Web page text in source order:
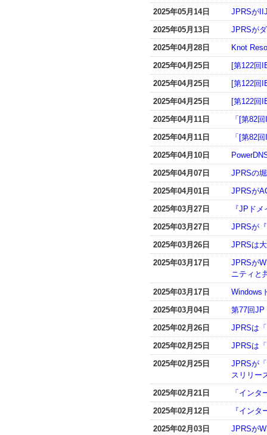
2025年05月14日
JPRSが
2025年05月13日
JPRSが
2025年04月28日
Knot
2025年04月25日
[第122回
2025年04月25日
[第122回
2025年04月25日
[第122回
2025年04月11日
「[第82
2025年04月11日
「[第82
2025年04月10日
2025年04月07日
JPRSの
2025年04月01日
JPRSが
2025年03月27日
『JPド
2025年03月27日
JPRSが
2025年03月26日
JPRSは
2025年03月17日
JPRSが
ニティと
2025年03月17日
Windows
2025年03月04日
第77回JP
2025年02月26日
JPRSは
2025年02月25日
JPRSは
2025年02月25日
JPRSが
スリリー
2025年02月21日
「イン
2025年02月12日
『イン
2025年02月03日
JPRSが